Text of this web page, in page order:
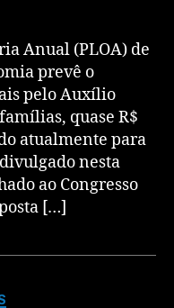
Anual (PLOA) de
prevê o
pelo Auxílio
quase R$
atualmente para
nesta
ao Congresso
[…]